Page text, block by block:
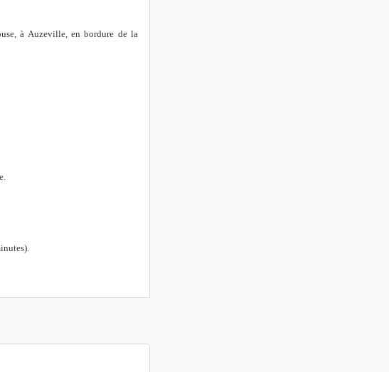
à Auzeville, en bordure de la